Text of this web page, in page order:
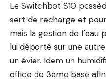
Le Switchbot S10
sert de recharge et
mais la gestion de
lui déporté sur une
un évier. Idem un
office de 3ème base